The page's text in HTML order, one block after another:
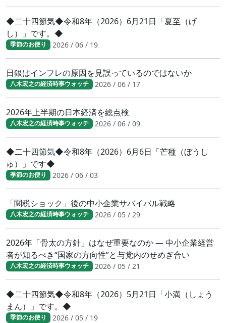
◆二十四節気◆令和8年（2026）6月21日「夏至（げ
し）」です。◆
季節のお便り 2026 / 06 / 19
日銀はインフレの原因を見誤っているのではないか
八木宏之の経済時事ウォッチ 2026 / 06 / 17
2026年上半期の日本経済を総点検
八木宏之の経済時事ウォッチ 2026 / 06 / 09
◆二十四節気◆令和8年（2026）6月6日「芒種（ぼうし
ゅ）」です◆
季節のお便り 2026 / 06 / 03
「関税ショック」後の中小企業サバイバル戦略
八木宏之の経済時事ウォッチ 2026 / 05 / 29
2026年「骨太の方針」はなぜ重要なのか ― 中小企業経営
者が知るべき“国家の方向性”と与党内のせめぎ合い
八木宏之の経済時事ウォッチ 2026 / 05 / 21
◆二十四節気◆令和8年（2026）5月21日「小満（しょう
まん）」です。◆
季節のお便り 2026 / 05 / 19